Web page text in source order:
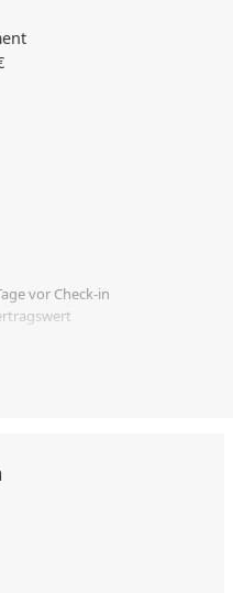
vor Check-in